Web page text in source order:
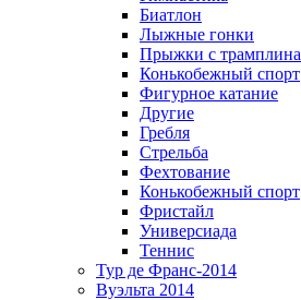
Биатлон
Лыжные гонки
Прыжки с трамплина
Конькобежный спорт
Фигурное катание
Другие
Гребля
Стрельба
Фехтование
Конькобежный спорт
Фристайл
Универсиада
Теннис
Тур де Франс-2014
Вуэльта 2014